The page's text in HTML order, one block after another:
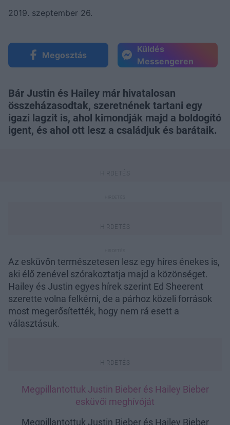
2019. szeptember 26.
Megosztás
Küldés
Messengeren
Bár Justin és Hailey már hivatalosan
összeházasodtak, szeretnének tartani egy
igazi lagzit is, ahol kimondják majd a boldogító
igent, és ahol ott lesz a családjuk és barátaik.
Az esküvőn természetesen lesz egy híres énekes is,
aki élő zenével szórakoztatja majd a közönséget.
Hailey és Justin egyes hírek szerint Ed Sheerent
szerette volna felkérni, de a párhoz közeli források
most megerősítették, hogy nem rá esett a
választásuk.
Megpillantottuk Justin Bieber és Hailey Bieber
esküvői meghívóját
Megpillantottuk Justin Bieber és Hailey Bieber